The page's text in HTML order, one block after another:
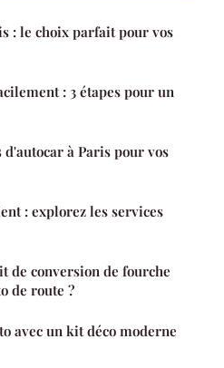
: le choix parfait pour vos
: 3 étapes pour un
à Paris pour vos
: explorez les services
de conversion de fourche
de route ?
avec un kit déco moderne